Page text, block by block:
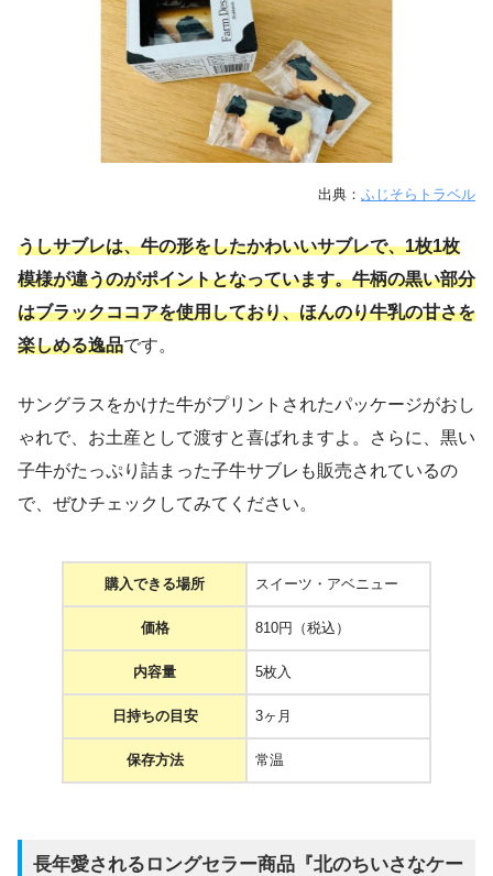
出典： ふじそらトラベル
うしサブレは、牛の形をしたかわいいサブレで、1枚1枚
模様が違うのがポイントとなっています。牛柄の黒い部分
はブラックココアを使用しており、ほんのり牛乳の甘さを
楽しめる逸品です。
サングラスをかけた牛がプリントされたパッケージがおし
ゃれで、お土産として渡すと喜ばれますよ。さらに、黒い
子牛がたっぷり詰まった子牛サブレも販売されているの
で、ぜひチェックしてみてください。
購入できる場所 スイーツ・アベニュー
価格 810円（税込）
内容量 5枚入
日持ちの目安 3ヶ月
保存方法 常温
長年愛されるロングセラー商品『北のちいさなケー